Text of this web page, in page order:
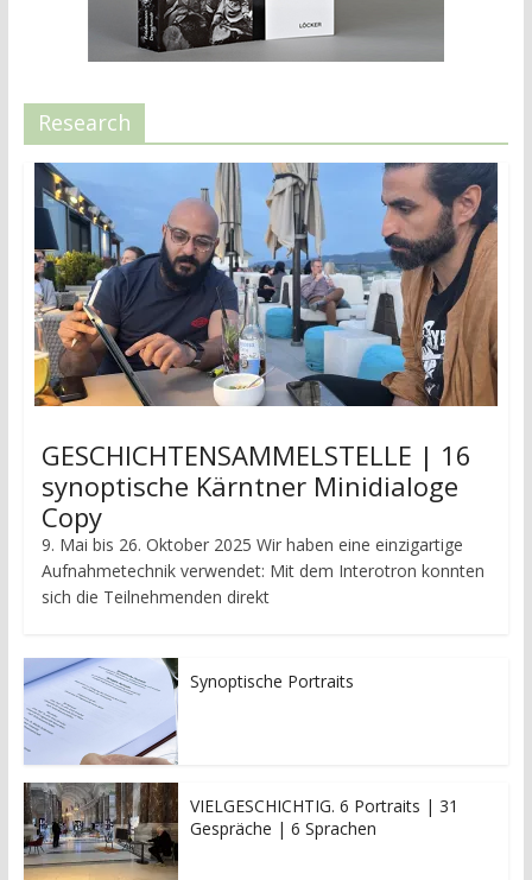
Research
GESCHICHTENSAMMELSTELLE | 16
synoptische Kärntner Minidialoge
Copy
9. Mai bis 26. Oktober 2025 Wir haben eine einzigartige
Aufnahmetechnik verwendet: Mit dem Interotron konnten
sich die Teilnehmenden direkt
Synoptische Portraits
VIELGESCHICHTIG. 6 Portraits | 31
Gespräche | 6 Sprachen